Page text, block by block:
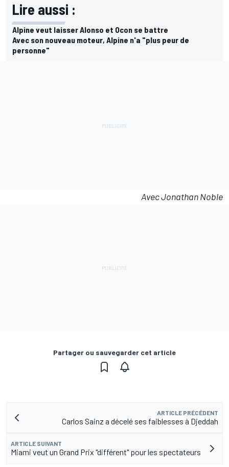
Lire aussi :
Alpine veut laisser Alonso et Ocon se battre
Avec son nouveau moteur, Alpine n'a "plus peur de
personne"
Avec Jonathan Noble
Partager ou sauvegarder cet article
ARTICLE PRÉCÉDENT
Carlos Sainz a décelé ses faiblesses à Djeddah
ARTICLE SUIVANT
Miami veut un Grand Prix "différent" pour les spectateurs